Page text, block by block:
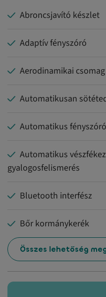
Abroncsjavító készlet
Adaptív fényszóró
Aerodinamikai csomag
Automatikusan
Automatikus
Automatikus
gyalogosfelismerés
Bluetooth interfész
Bőr kormánykerék
Összes lehetőség